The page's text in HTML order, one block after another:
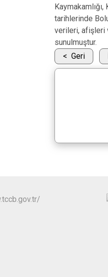
tarihlerinde
verileri, afişleri
sunulmuştur.
Geri